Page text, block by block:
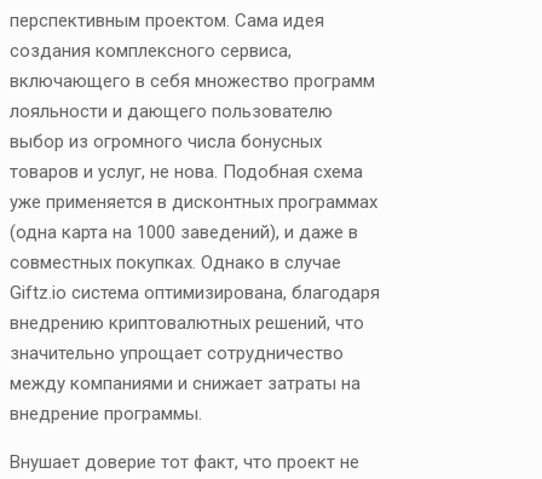
перспективным проектом. Сама идея
создания комплексного сервиса,
включающего в себя множество программ
лояльности и дающего пользователю
выбор из огромного числа бонусных
товаров и услуг, не нова. Подобная схема
уже применяется в дисконтных программах
(одна карта на 1000 заведений), и даже в
совместных покупках. Однако в случае
Giftz.io система оптимизирована, благодаря
внедрению криптовалютных решений, что
значительно упрощает сотрудничество
между компаниями и снижает затраты на
внедрение программы.
Внушает доверие тот факт, что проект не